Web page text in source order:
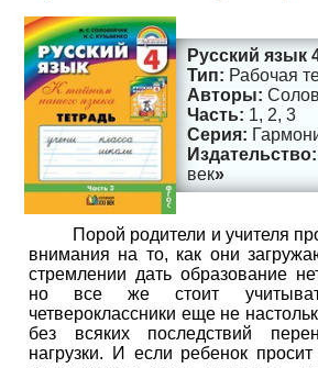
Русский язык
Рабочая
1, 2, 3
век
Порой родители и учителя
внимания на то, как они
стремлении дать образование
но все же стоит
четвероклассники еще не
без всяких последствий
нагрузки. И если ребенок